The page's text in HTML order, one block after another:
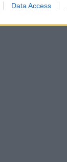
Data Access